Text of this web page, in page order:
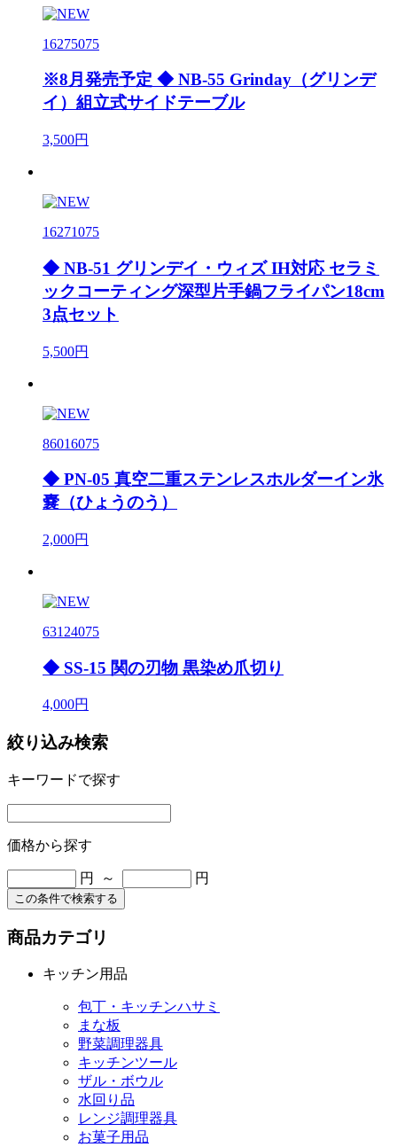
16275075
※8月発売予定 ◆ NB-55 Grinday（グリンデ
イ）組立式サイドテーブル
3,500円
16271075
◆ NB-51 グリンデイ・ウィズ IH対応 セラミ
ックコーティング深型片手鍋フライパン18cm
3点セット
5,500円
86016075
◆ PN-05 真空二重ステンレスホルダーイン氷
嚢（ひょうのう）
2,000円
63124075
◆ SS-15 関の刃物 黒染め爪切り
4,000円
絞り込み検索
キーワードで探す
価格から探す
円 ～ 円
この条件で検索する
商品カテゴリ
キッチン用品
包丁・キッチンハサミ
まな板
野菜調理器具
キッチンツール
ザル・ボウル
水回り品
レンジ調理器具
お菓子用品